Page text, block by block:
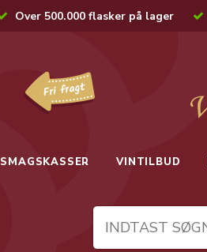
Over 500.000 flasker på lager
SMAGSKASSER VINTILBUD